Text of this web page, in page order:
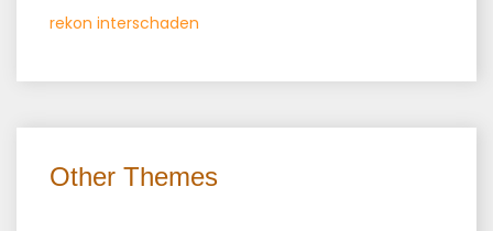
rekon interschaden
Other Themes